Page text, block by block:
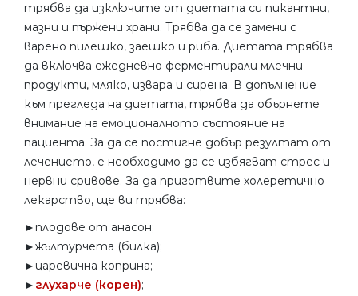
трябва да изключите от диетата си пикантни,
мазни и пържени храни. Трябва да се замени с
варено пилешко, заешко и риба. Диетата трябва
да включва ежедневно ферментирали млечни
продукти, мляко, извара и сирена. В допълнение
към прегледа на диетата, трябва да обърнете
внимание на емоционалното състояние на
пациента. За да се постигне добър резултат от
лечението, е необходимо да се избягват стрес и
нервни сривове. За да приготвите холеретично
лекарство, ще ви трябва:
►плодове от анасон;
►жълтурчета (билка);
►царевична коприна;
► глухарче (корен);